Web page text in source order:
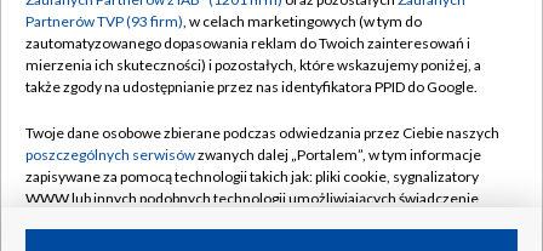
Centrum informacji TVP
Naziemna Telewizja Cyfrowa
Rada Programowa
System NOS
Informacje o nadawcy
Moje zgody
Pomoc
Kontakt
Kanały
Partnerów TVP (93 firm), w celach marketingowych (w tym do
zautomatyzowanego dopasowania reklam do Twoich zainteresowań i
mierzenia ich skuteczności) i pozostałych, które wskazujemy poniżej, a
także zgody na udostępnianie przez nas identyfikatora PPID do Google.
Twoje dane osobowe zbierane podczas odwiedzania przez Ciebie naszych
poszczególnych serwisówzwanych dalej „Portalem”, w tym informacje
zapisywane za pomocą technologii takich jak: pliki cookie, sygnalizatory
WWW lub innych podobnych technologii umożliwiających świadczenie